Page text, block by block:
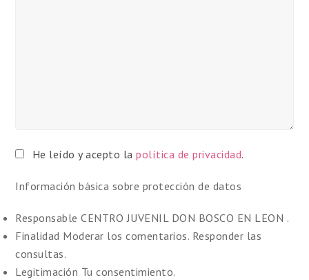
He leído y acepto lapolítica de privacidad.
Información básica sobre protección de datos
Responsable CENTRO JUVENIL DON BOSCO EN LEON .
Finalidad Moderar los comentarios. Responder las
consultas.
Legitimación Tu consentimiento.